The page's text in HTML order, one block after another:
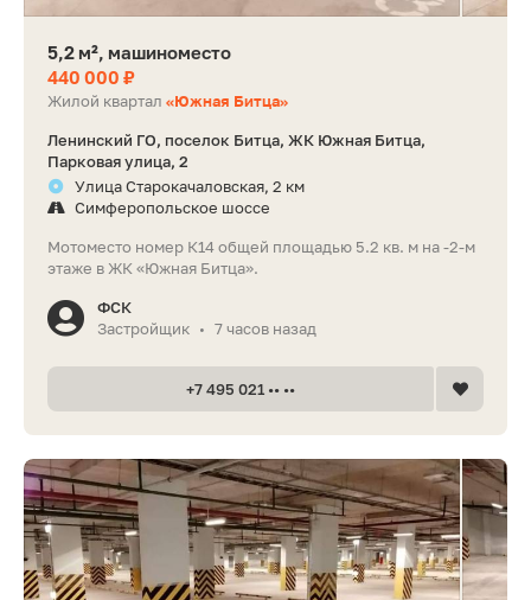
5,2 м², машиноместо
440 000 ₽
Жилой квартал «Южная Битца»
Ленинский ГО, поселок Битца, ЖК Южная Битца,
Парковая улица, 2
Улица Старокачаловская, 2 км
Симферопольское шоссе
Мотоместо номер К14 общей площадью 5.2 кв. м на -2-м
этаже в ЖК «Южная Битца».
ФСК
Застройщик • 7 часов назад
+7 495 021 •• ••